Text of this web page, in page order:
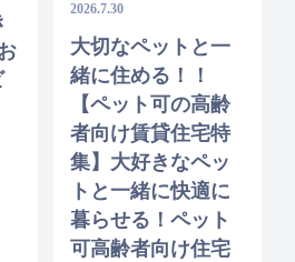
2026.7.30
大切なペットと一
緒に住める！！
【ペット可の高齢
者向け賃貸住宅特
集】大好きなペッ
トと一緒に快適に
暮らせる！ペット
可高齢者向け住宅